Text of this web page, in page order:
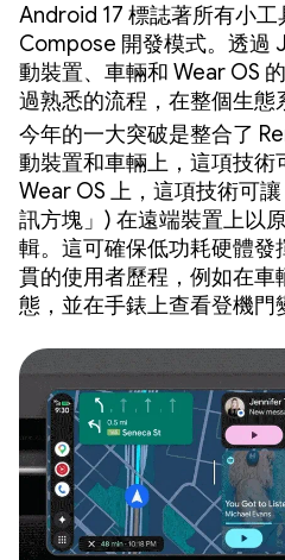
Android 17 標誌著所有小
Compose 開發模式。透過
動裝置、車輛和 Wear OS
過熟悉的流程，在整個生態
今年的一大突破是整合了
動裝置和車輛上，這項技術
Wear OS 上，這項技術可
訊方塊」) 在遠端裝置上以
輯。這可確保低功耗硬體發
貫的使用者歷程，例如在車
態，並在手錶上查看登機門